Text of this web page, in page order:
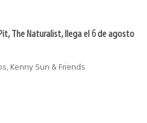
The Naturalist, llega el 6 de agosto
Kenny Sun & Friends